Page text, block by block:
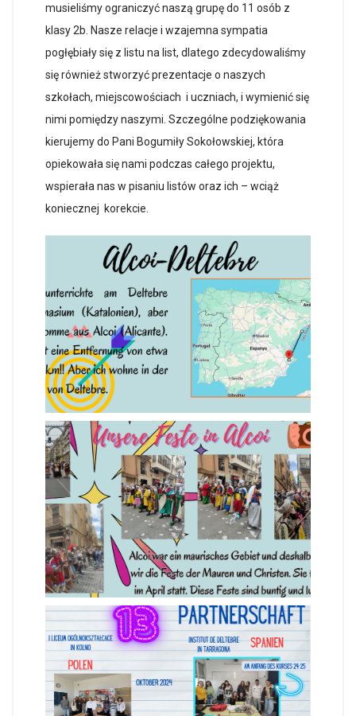
musieliśmy ograniczyćnaszą grupędo 11 osób z
klasy 2b. Nasze relacje i wzajemna sympatia
pogłębiały się z listu na list, dlatego zdecydowaliśmy
sięrównieżstworzyćprezentacje o naszych
szkołach, miejscowościach i uczniach, i wymienićsię
nimi pomiędzy naszymi. Szczególne podziękowania
kierujemy do Pani Bogumiły Sokołowskiej, która
opiekowała sięnami podczas całego projektu,
wspierała nas w pisaniu listów oraz ich – wciąż
koniecznej korekcie.